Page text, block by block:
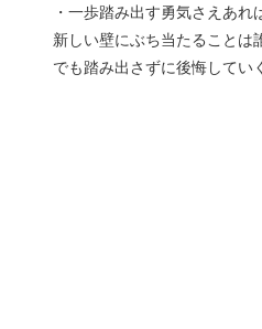
・一歩踏み出す勇気さえあれ
新しい壁にぶち当たることは
でも踏み出さずに後悔してい